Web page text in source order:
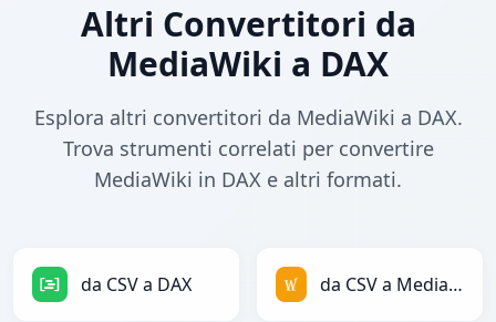
Altri Convertitori da
MediaWiki a DAX
Esplora altri convertitori da MediaWiki a DAX.
Trova strumenti correlati per convertire
MediaWiki in DAX e altri formati.
da CSV a DAX da CSV a MediaWiki